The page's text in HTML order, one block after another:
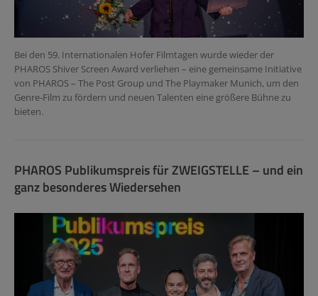
Bei den 59. Internationalen Hofer Filmtagen wurde wieder der
PHAROS Shiver Screen Award verliehen – eine gemeinsame Initiative
von PHAROS – The Post Group und The Playmaker Munich, um den
Genre-Film zu fördern und neuen Talenten eine größere Bühne zu
bieten.
PHAROS Publikumspreis für ZWEIGSTELLE – und ein
ganz besonderes Wiedersehen